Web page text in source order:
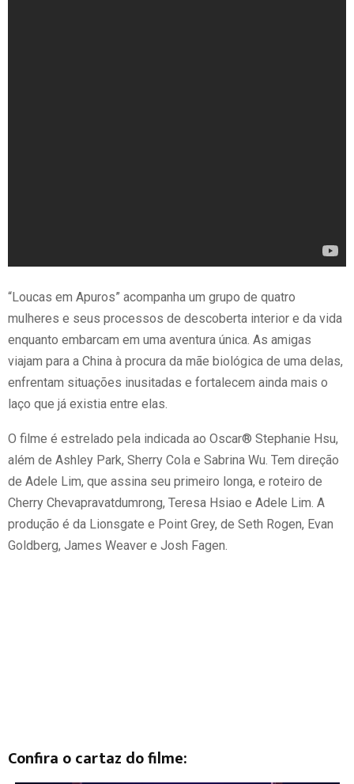
“Loucas em Apuros” acompanha um grupo de quatro
mulheres e seus processos de descoberta interior e da vida
enquanto embarcam em uma aventura única. As amigas
viajam para a China à procura da mãe biológica de uma delas,
enfrentam situações inusitadas e fortalecem ainda mais o
laço que já existia entre elas.
O filme é estrelado pela indicada ao Oscar® Stephanie Hsu,
além de Ashley Park, Sherry Cola e Sabrina Wu. Tem direção
de Adele Lim, que assina seu primeiro longa, e roteiro de
Cherry Chevapravatdumrong, Teresa Hsiao e Adele Lim. A
produção é da Lionsgate e Point Grey, de Seth Rogen, Evan
Goldberg, James Weaver e Josh Fagen.
Confira o cartaz do filme: